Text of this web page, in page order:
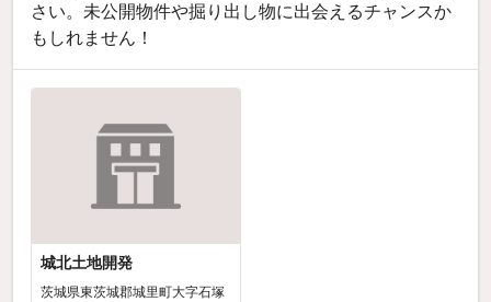
さい。未公開物件や掘り出し物に出会えるチャンスか
もしれません！
城北土地開発
茨城県東茨城郡城里町大字石塚